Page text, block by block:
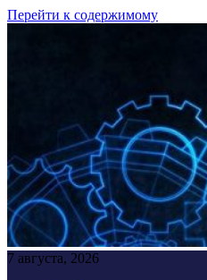
Перейти к содержимому
7 августа, 2026